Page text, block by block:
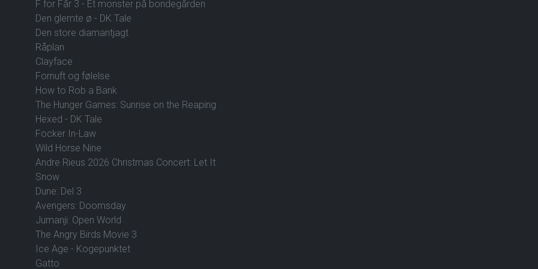
F for Får 3 - Et monster på bondegården
Den glemte ø - DK Tale
Den store diamantjagt
Råplan
Clayface
Fornuft og følelse
How to Rob a Bank
The Hunger Games: Sunrise on the Reaping
Hexed - DK Tale
Focker In-Law
Wild Horse Nine
Andre Rieus 2026 Christmas Concert: Let It
Snow
Dune: Del 3
Avengers: Doomsday
Jumanji: Open World
The Angry Birds Movie 3
Ice Age - Kogepunktet
Gatto